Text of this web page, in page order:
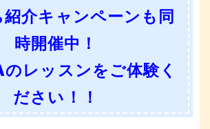
紹介キャンペーンも同
時開催中！
レッスンをご体験く
ださい！！